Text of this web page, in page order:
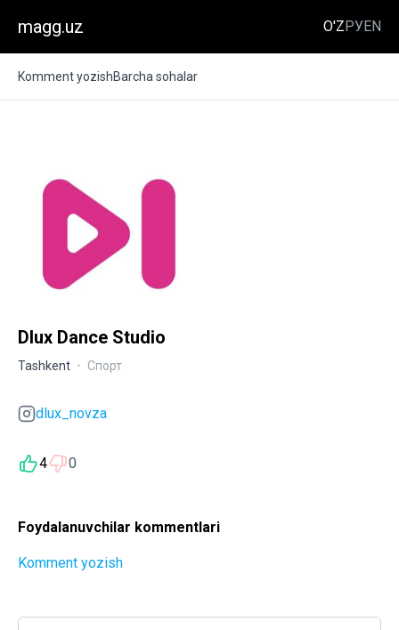
magg.uz O'ZРУEN
Komment yozishBarcha sohalar
Dlux Dance Studio
Tashkent · Спорт
dlux_novza
4 0
Foydalanuvchilar kommentlari
Komment yozish